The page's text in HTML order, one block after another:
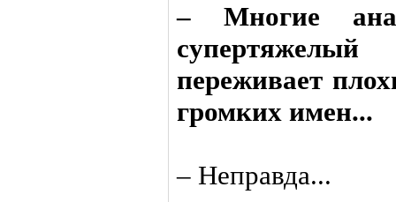
– Многие
переживает
громких имен...
– Неправда...